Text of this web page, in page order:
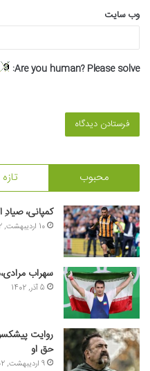
وب‌ سایت
Are you human? Please solve:
محبوب
کمپانی، صیادِ
10 اردیبهشت, 1402
سهراب
5 آذر, 1402
روایت
حق او
9 اردیبهشت, 1402